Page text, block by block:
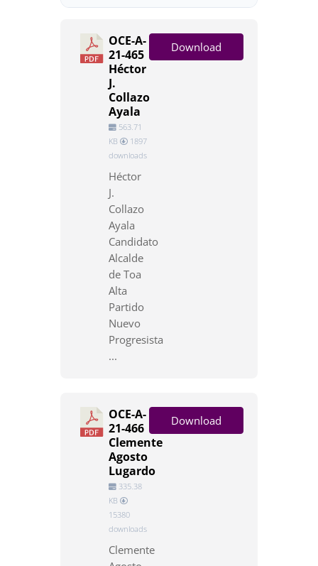
OCE-A-
21-465
Héctor
J.
Collazo
Ayala
563.71
KB
1897
downloads
Héctor
J.
Collazo
Ayala
Candidato
Alcalde
de Toa
Alta
Partido
Nuevo
Progresista
...
Download
OCE-A-
21-466
Clemente
Agosto
Lugardo
335.38
KB
15380
downloads
Clemente
Download